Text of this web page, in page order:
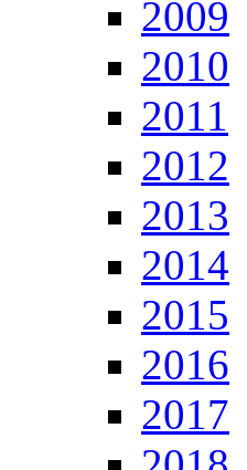
2009
2010
2011
2012
2013
2014
2015
2016
2017